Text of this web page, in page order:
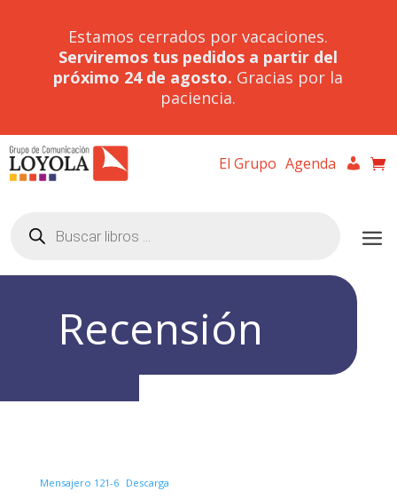
Estamos cerrados por vacaciones.
Serviremos tus pedidos a partir del
próximo 24 de agosto. Gracias por la
paciencia.
El Grupo Agenda
productos
Recensión
Mensajero 121-6 Descarga